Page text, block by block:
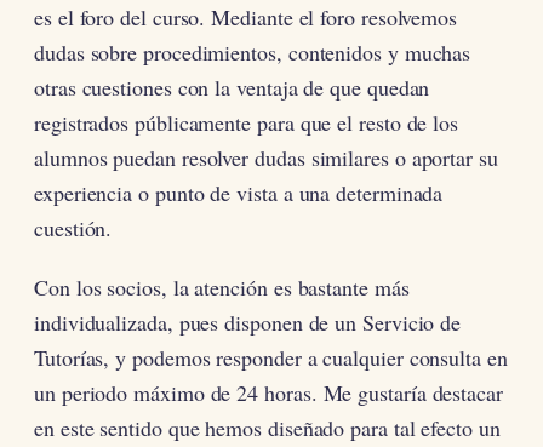
es el foro del curso. Mediante el foro resolvemos
dudas sobre procedimientos, contenidos y muchas
otras cuestiones con la ventaja de que quedan
registrados públicamente para que el resto de los
alumnos puedan resolver dudas similares o aportar su
experiencia o punto de vista a una determinada
cuestión.
Con los socios, la atención es bastante más
individualizada, pues disponen de un Servicio de
Tutorías, y podemos responder a cualquier consulta en
un periodo máximo de 24 horas. Me gustaría destacar
en este sentido que hemos diseñado para tal efecto un